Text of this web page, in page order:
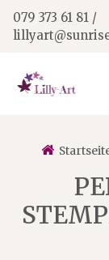
079 373 61 81 /